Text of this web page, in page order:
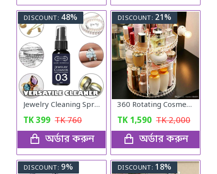
DISCOUNT: 48%
Jewelry Cleaning Spray
TK399 TK760
অর্ডার করুন
DISCOUNT: 21%
360 Rotating Cosmetic Organizer
TK 1,590 TK2,000
অর্ডার করুন
DISCOUNT: 9% DISCOUNT: 18%